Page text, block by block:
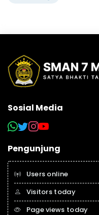
Sosial Media
Pengunjung
Users online
Visitors today
Page views today